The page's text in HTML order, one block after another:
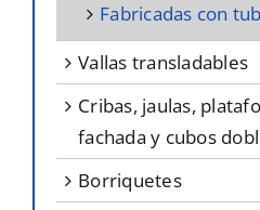
fabricadas con
vallas transladables
cribas, jaulas, plataformas para
fachada y cubos
borriquetes